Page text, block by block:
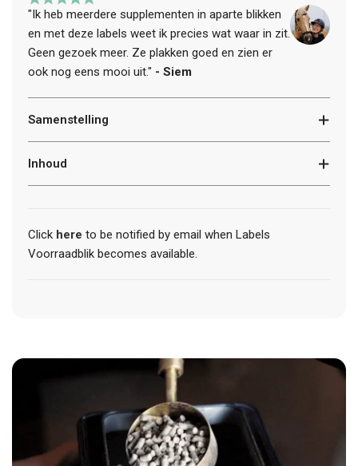
N
G
.
.
.
"Ik heb meerdere supplementen in aparte blikken
en met deze labels weet ik precies wat waar in zit.
Geen gezoek meer. Ze plakken goed en zien er
ook nog eens mooi uit." - Siem
Samenstelling
Inhoud
Click here to be notified by email when Labels
Voorraadblik becomes available.